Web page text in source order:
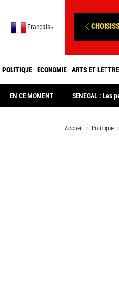
Français ▼
POLITIQUE ECONOMIE ARTS ET
EN CE MOMENT SENEGAL : Les
Accueil > Politique >